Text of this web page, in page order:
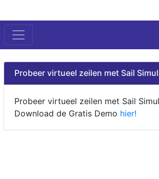
Probeer virtueel zeilen met Sail
Probeer virtueel zeilen met Sail
Download de Gratis Demo hier!